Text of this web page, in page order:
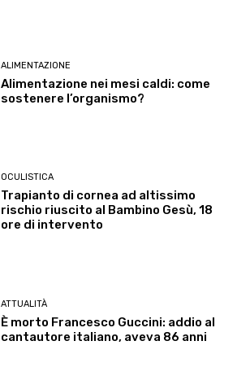
ALIMENTAZIONE
Alimentazione nei mesi caldi: come
sostenere l’organismo?
OCULISTICA
Trapianto di cornea ad altissimo
rischio riuscito al Bambino Gesù, 18
ore di intervento
ATTUALITÀ
È morto Francesco Guccini: addio al
cantautore italiano, aveva 86 anni